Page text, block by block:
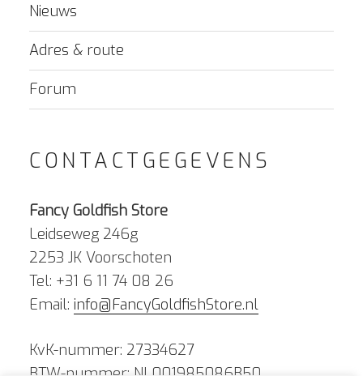
Nieuws
Adres & route
Forum
CONTACTGEGEVENS
Fancy Goldfish Store
Leidseweg 246g
2253 JK Voorschoten
Tel: +31 6 11 74 08 26
Email: info@FancyGoldfishStore.nl
KvK-nummer: 27334627